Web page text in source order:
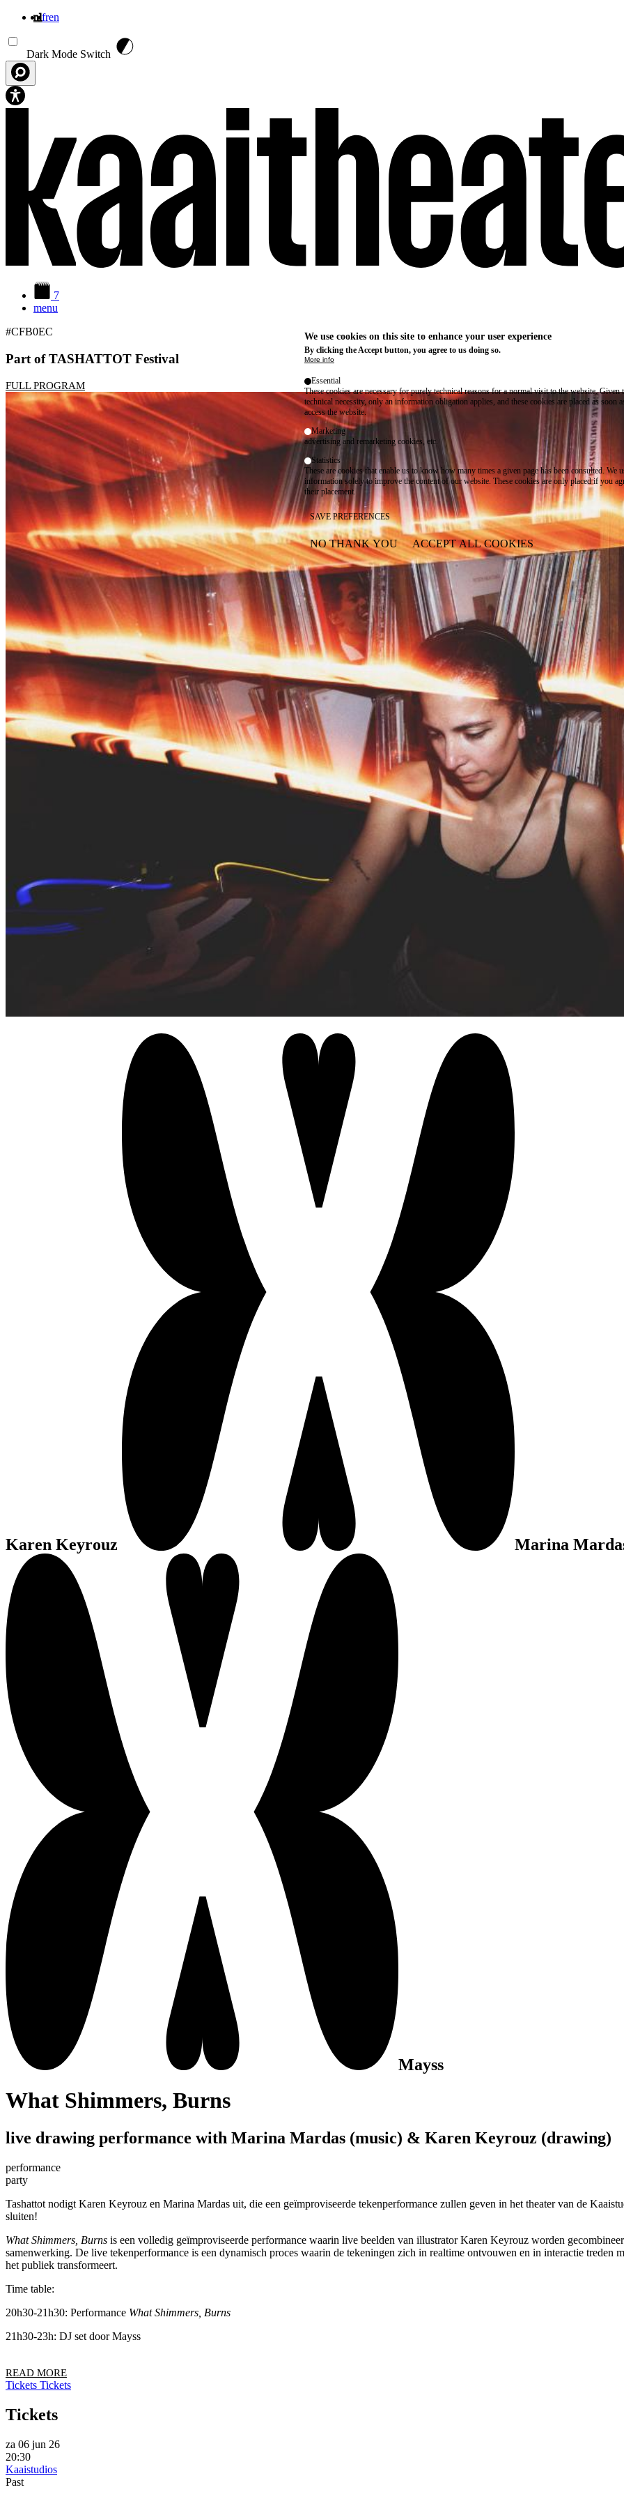
nlfren
Dark Mode Switch
7
menu
#CFB0EC
Part of TASHATTOT Festival
FULL PROGRAM
Karen Keyrouz Marina
Mayss
What Shimmers, Burns
live drawing performance with Marina Mardas (music) & Karen Keyrouz (drawing)
performance
party
Tashattot nodigt Karen Keyrouz en Marina Mardas uit, die een geïmproviseerde tekenperformance zullen geven in het theater van de
sluiten!
What Shimmers, Burns is een volledig geïmproviseerde performance waarin live beelden van illustrator Karen Keyrouz worden
samenwerking. De live tekenperformance is een dynamisch proces waarin de tekeningen zich in realtime ontvouwen en in interactie treden
het publiek transformeert.
Time table:
20h30-21h30: Performance What Shimmers, Burns
21h30-23h: DJ set door Mayss
READ MORE
Tickets Tickets
Tickets
za 06 jun 26
20:30
Kaaistudios
Past
We use cookies on this site to enhance your user experience
By clicking the Accept button, you agree to us doing so.
More info
Essential
These cookies are necessary for purely technical reasons for a normal visit to the website. Given
technical necessity, only an information obligation applies, and these cookies are placed as soon
access the website.
Marketing
advertising and remarketing cookies, etc.
Statistics
These are cookies that enable us to know how many times a given page has been consulted. We
information solely to improve the content of our website. These cookies are only placed if you
their placement.
SAVE PREFERENCES
NO THANK YOU ACCEPT ALL COOKIES
WITHDRAW CONSENT